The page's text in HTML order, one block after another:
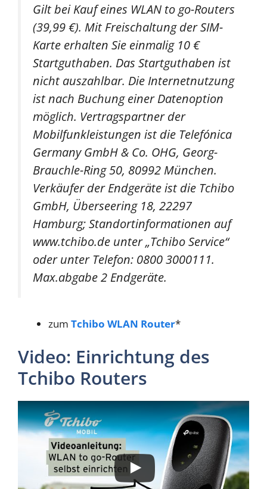
Gilt bei Kauf eines WLAN to go-Routers
(39,99 €). Mit Freischaltung der SIM-
Karte erhalten Sie einmalig 10 €
Startguthaben. Das Startguthaben ist
nicht auszahlbar. Die Internetnutzung
ist nach Buchung einer Datenoption
möglich. Vertragspartner der
Mobilfunkleistungen ist die Telefónica
Germany GmbH & Co. OHG, Georg-
Brauchle-Ring 50, 80992 München.
Verkäufer der Endgeräte ist die Tchibo
GmbH, Überseering 18, 22297
Hamburg; Standortinformationen auf
www.tchibo.de unter „Tchibo Service“
oder unter Telefon: 0800 3000111.
Max.abgabe 2 Endgeräte.
zum Tchibo WLAN Router*
Video: Einrichtung des
Tchibo Routers